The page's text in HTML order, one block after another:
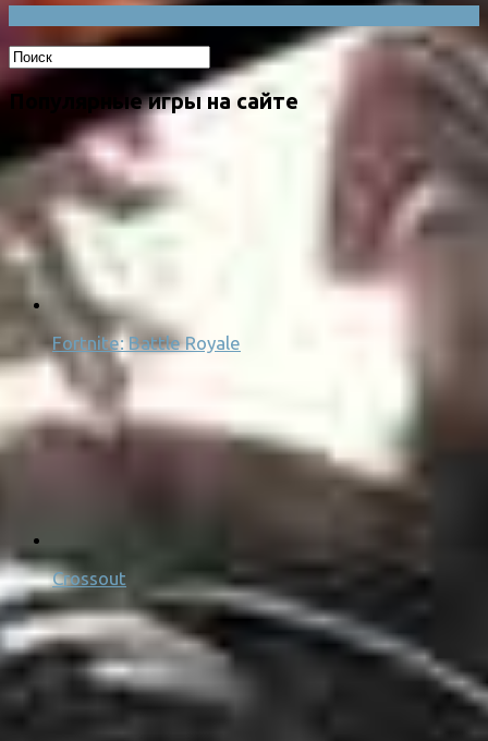
Популярные игры на сайте
Fortnite: Battle Royale
Crossout